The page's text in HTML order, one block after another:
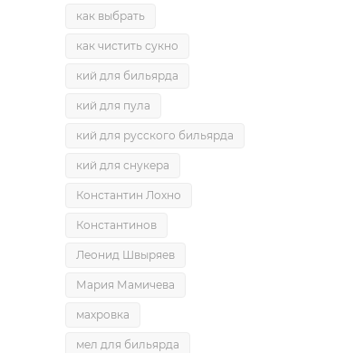
как выбрать
как чистить сукно
кий для бильярда
кий для пула
кий для русского бильярда
кий для снукера
Константин Лохно
Константинов
Леонид Швыряев
Мария Мамичева
махровка
мел для бильярда